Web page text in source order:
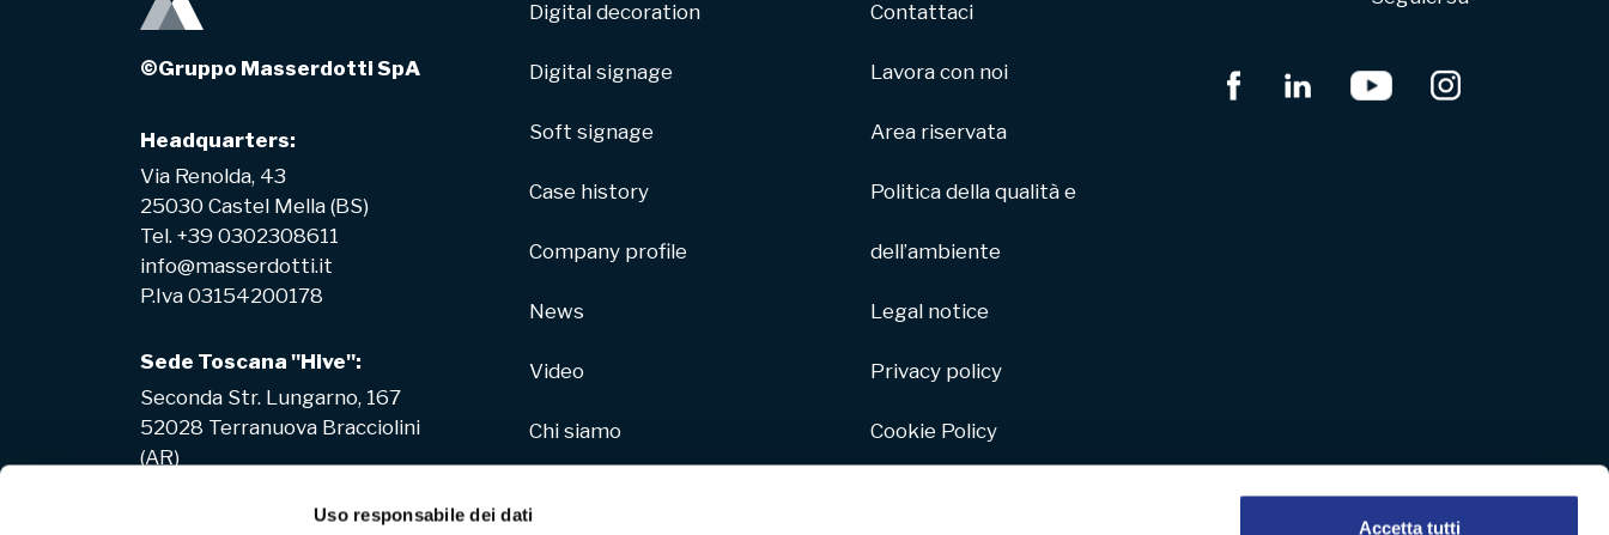
Uso responsabile dei dati
Accetta tutti
©Gruppo Masserdotti SpA
Headquarters:
Via Renolda, 43
25030 Castel Mella (BS)
Tel. +39 0302308611
info@masserdotti.it
P.Iva 03154200178
Sede Toscana "Hive":
Seconda Str. Lungarno, 167
52028 Terranuova Bracciolini
(AR)
Digital decoration
Digital signage
Soft signage
Case history
Company profile
News
Video
Chi siamo
Contattaci
Lavora con noi
Area riservata
Politica della qualità e
dell’ambiente
Legal notice
Privacy policy
Cookie Policy